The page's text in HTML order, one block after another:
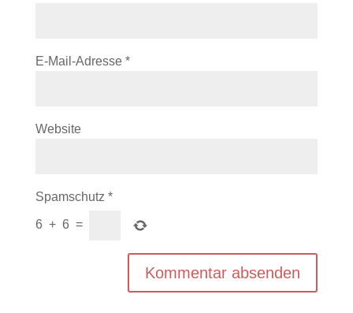
E-Mail-Adresse *
Website
Spamschutz *
6 + 6 =